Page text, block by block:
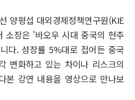
양평섭 대외경제정책연구원(KIE
소장은 '바오우 시대 중국의 현주
다. 성장률 5%대로 접어든 중국
변화하고 있는 차이나 리스크의
본 강연 내용을 영상으로 만나보